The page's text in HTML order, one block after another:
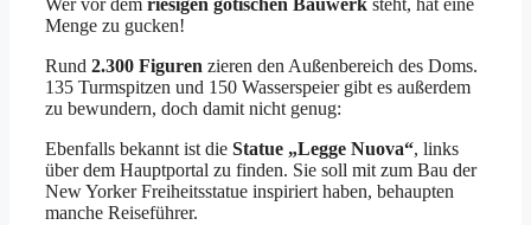
Wer vor dem riesigen gotischen Bauwerk steht, hat eine
Menge zu gucken!
Rund 2.300 Figuren zieren den Außenbereich des Doms.
135 Turmspitzen und 150 Wasserspeier gibt es außerdem
zu bewundern, doch damit nicht genug:
Ebenfalls bekannt ist die Statue „Legge Nuova“, links
über dem Hauptportal zu finden. Sie soll mit zum Bau der
New Yorker Freiheitsstatue inspiriert haben, behaupten
manche Reiseführer.